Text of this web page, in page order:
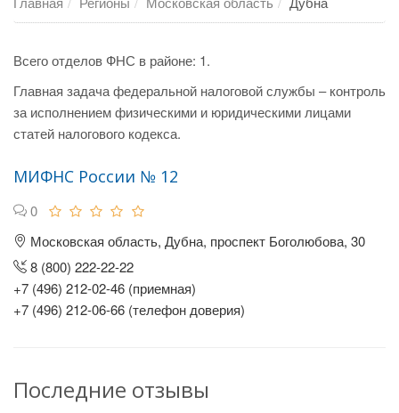
Всего отделов ФНС в районе: 1.
Главная задача федеральной налоговой службы – контроль
за исполнением физическими и юридическими лицами
статей налогового кодекса.
МИФНС России № 12
0
Московская область, Дубна, проспект Боголюбова, 30
8 (800) 222-22-22
+7 (496) 212-02-46 (приемная)
+7 (496) 212-06-66 (телефон доверия)
Последние отзывы